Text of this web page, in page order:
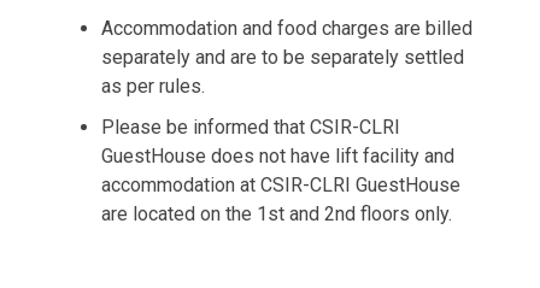
Accommodation and food charges are billed
separately and are to be separately settled
as per rules.
Please be informed that CSIR-CLRI
GuestHouse does not have lift facility and
accommodation at CSIR-CLRI GuestHouse
are located on the 1st and 2nd floors only.